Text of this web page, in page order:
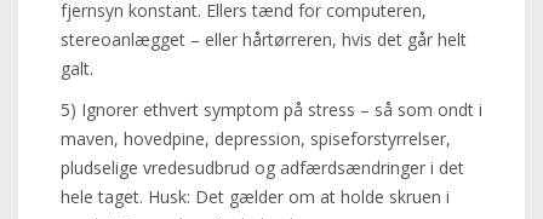
fjernsyn konstant. Ellers tænd for computeren,
stereoanlægget – eller hårtørreren, hvis det går helt
galt.
5) Ignorer ethvert symptom på stress – så som ondt i
maven, hovedpine, depression, spiseforstyrrelser,
pludselige vredesudbrud og adfærdsændringer i det
hele taget. Husk: Det gælder om at holde skruen i